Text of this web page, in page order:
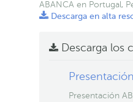
ABANCA en Portugal,
Descarga en alta
Descarga los
Presentación